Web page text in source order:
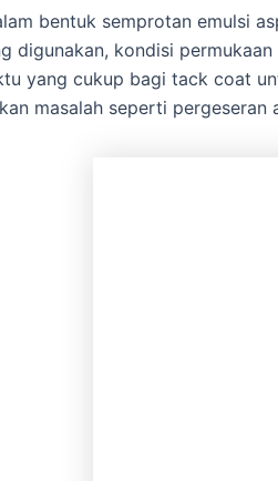
bentuk semprotan emulsi
kondisi
yang cukup bagi tack coat
masalah seperti pergeseran